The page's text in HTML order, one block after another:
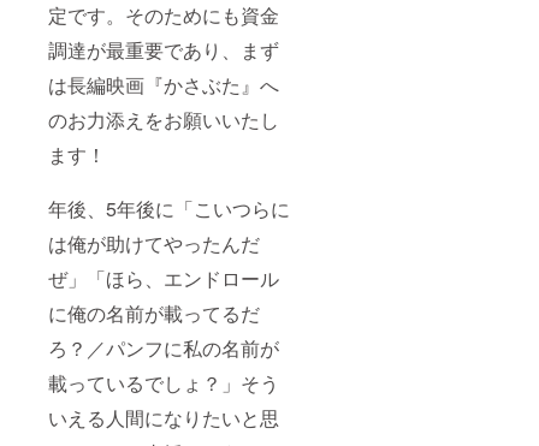
定です。そのためにも資金
調達が最重要であり、まず
は長編映画『かさぶた』へ
のお力添えをお願いいたし
ます！
年後、5年後に「こいつらに
は俺が助けてやったんだ
ぜ」「ほら、エンドロール
に俺の名前が載ってるだ
ろ？／パンフに私の名前が
載っているでしょ？」そう
いえる人間になりたいと思